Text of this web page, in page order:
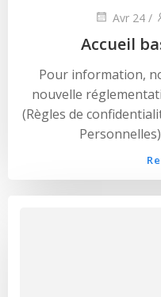
Avr 24 /
Accueil
Pour information,
nouvelle
(Règles de